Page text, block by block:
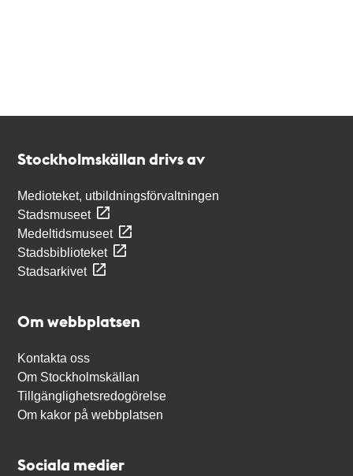
Stockholmskällan drivs av
Medioteket, utbildningsförvaltningen
Stadsmuseet
Medeltidsmuseet
Stadsbiblioteket
Stadsarkivet
Om webbplatsen
Kontakta oss
Om Stockholmskällan
Tillgänglighetsredogörelse
Om kakor på webbplatsen
Sociala medier